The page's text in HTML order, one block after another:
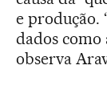
e produção.
dados como
observa